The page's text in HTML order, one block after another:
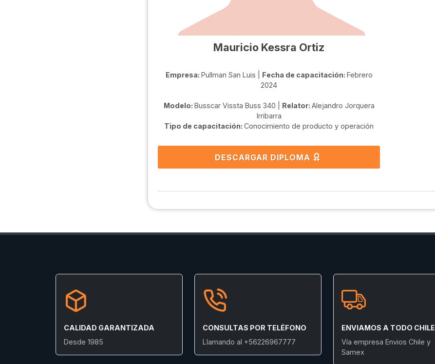
Mauricio Kessra Ortiz
Empresa: Pullman San Luis | Fecha de capacitación: Febrero
2024
Modelo: Busscar Vissta Buss 340 | Relator: Alejandro Jorquera
Irribarra
Tipo de capacitación: Conocimiento de producto y operación
DESCARGAR DIPLOMA
CALIDAD GARANTIZADA
Desde 1985
CONSULTAS POR TELÉFONO
Llamando al +56226967777
ENVIAMOS A TODO CHILE
Vía empresa Envios Chile y
Samex